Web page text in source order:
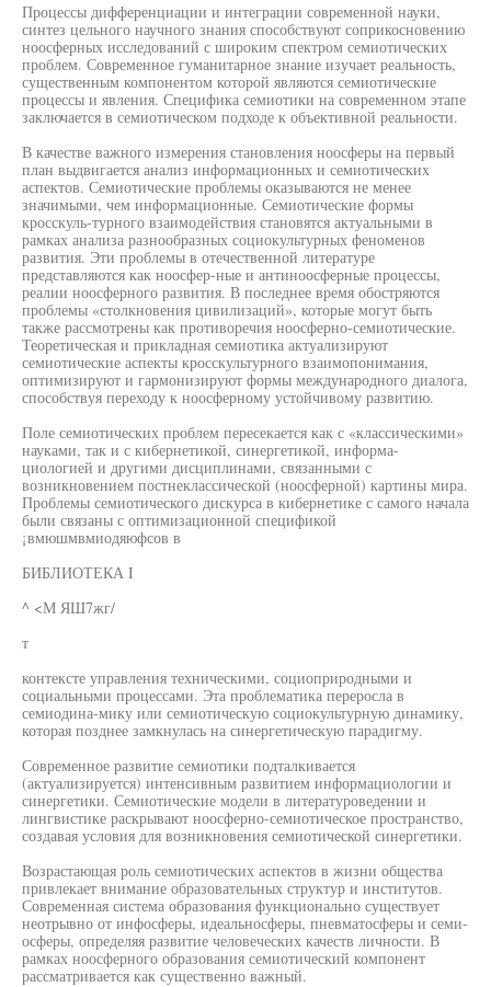
Процессы дифференциации и интеграции современной науки,
синтез цельного научного знания способствуют соприкосновению
ноосферных исследований с широким спектром семиотических
проблем. Современное гуманитарное знание изучает реальность,
существенным компонентом которой являются семиотические
процессы и явления. Специфика семиотики на современном этапе
заключается в семиотическом подходе к объективной реальности.
В качестве важного измерения становления ноосферы на первый
план выдвигается анализ информационных и семиотических
аспектов. Семиотические проблемы оказываются не менее
значимыми, чем информационные. Семиотические формы
кросскуль-турного взаимодействия становятся актуальными в
рамках анализа разнообразных социокультурных феноменов
развития. Эти проблемы в отечественной литературе
представляются как ноосфер-ные и антиноосферные процессы,
реалии ноосферного развития. В последнее время обостряются
проблемы «столкновения цивилизаций», которые могут быть
также рассмотрены как противоречия ноосферно-семиотические.
Теоретическая и прикладная семиотика актуализируют
семиотические аспекты кросскультурного взаимопонимания,
оптимизируют и гармонизируют формы международного диалога,
способствуя переходу к ноосферному устойчивому развитию.
Поле семиотических проблем пересекается как с «классическими»
науками, так и с кибернетикой, синергетикой, информа-
циологией и другими дисциплинами, связанными с
возникновением постнеклассической (ноосферной) картины мира.
Проблемы семиотического дискурса в кибернетике с самого начала
были связаны с оптимизационной спецификой
¡вмюшмвмиодяюфсов в
БИБЛИОТЕКА I
^ <М ЯШ7жг/
т
контексте управления техническими, социоприродными и
социальными процессами. Эта проблематика переросла в
семиодина-мику или семиотическую социокультурную динамику,
которая позднее замкнулась на синергетическую парадигму.
Современное развитие семиотики подталкивается
(актуализируется) интенсивным развитием информациологии и
синергетики. Семиотические модели в литературоведении и
лингвистике раскрывают ноосферно-семиотическое пространство,
создавая условия для возникновения семиотической синергетики.
Возрастающая роль семиотических аспектов в жизни общества
привлекает внимание образовательных структур и институтов.
Современная система образования функционально существует
неотрывно от инфосферы, идеальносферы, пневматосферы и семи-
осферы, определяя развитие человеческих качеств личности. В
рамках ноосферного образования семиотический компонент
рассматривается как существенно важный.